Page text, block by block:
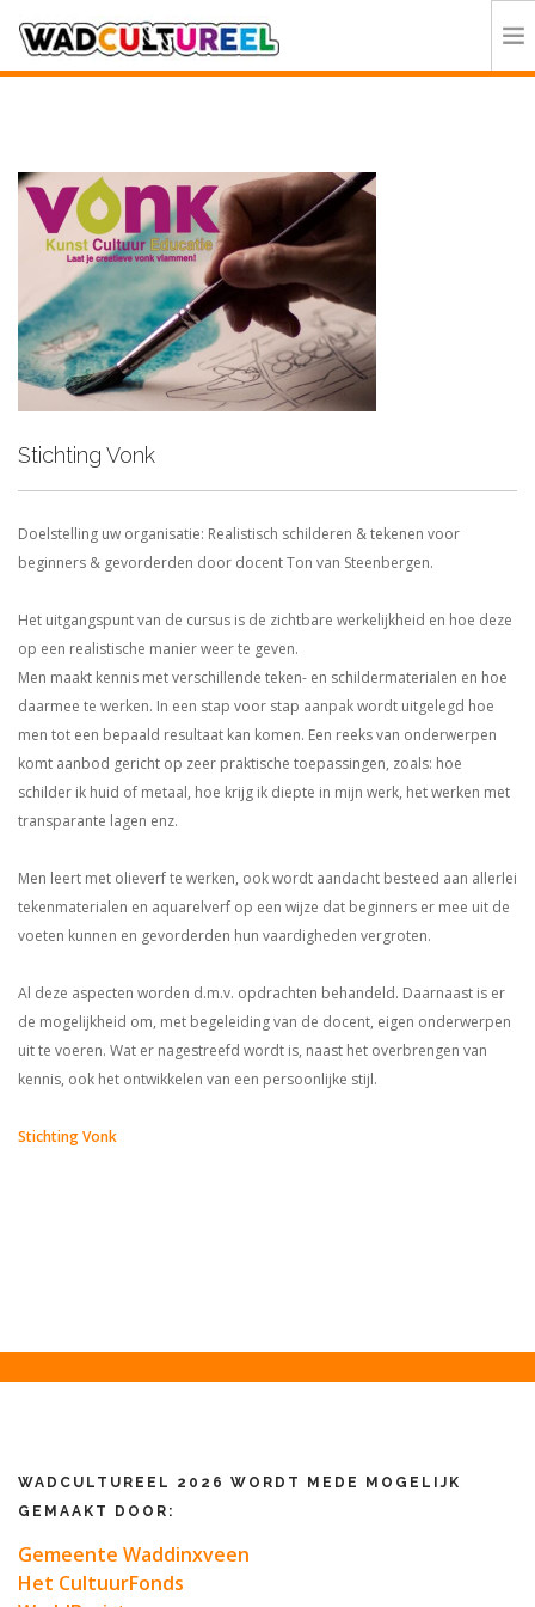
DEELNEMERS
DOE MEE
CONTACT
ORGANISATIE
Stichting Vonk
Doelstelling uw organisatie: Realistisch schilderen & tekenen voor
beginners & gevorderden door docent Ton van Steenbergen.
Het uitgangspunt van de cursus is de zichtbare werkelijkheid en hoe deze
op een realistische manier weer te geven.
Men maakt kennis met verschillende teken- en schildermaterialen en hoe
daarmee te werken. In een stap voor stap aanpak wordt uitgelegd hoe
men tot een bepaald resultaat kan komen. Een reeks van onderwerpen
komt aanbod gericht op zeer praktische toepassingen, zoals: hoe
schilder ik huid of metaal, hoe krijg ik diepte in mijn werk, het werken met
transparante lagen enz.
Men leert met olieverf te werken, ook wordt aandacht besteed aan allerlei
tekenmaterialen en aquarelverf op een wijze dat beginners er mee uit de
voeten kunnen en gevorderden hun vaardigheden vergroten.
Al deze aspecten worden d.m.v. opdrachten behandeld. Daarnaast is er
de mogelijkheid om, met begeleiding van de docent, eigen onderwerpen
uit te voeren. Wat er nagestreefd wordt is, naast het overbrengen van
kennis, ook het ontwikkelen van een persoonlijke stijl.
Stichting Vonk
WADCULTUREEL 2026 WORDT MEDE MOGELIJK
GEMAAKT DOOR:
Gemeente Waddinxveen
Het CultuurFonds